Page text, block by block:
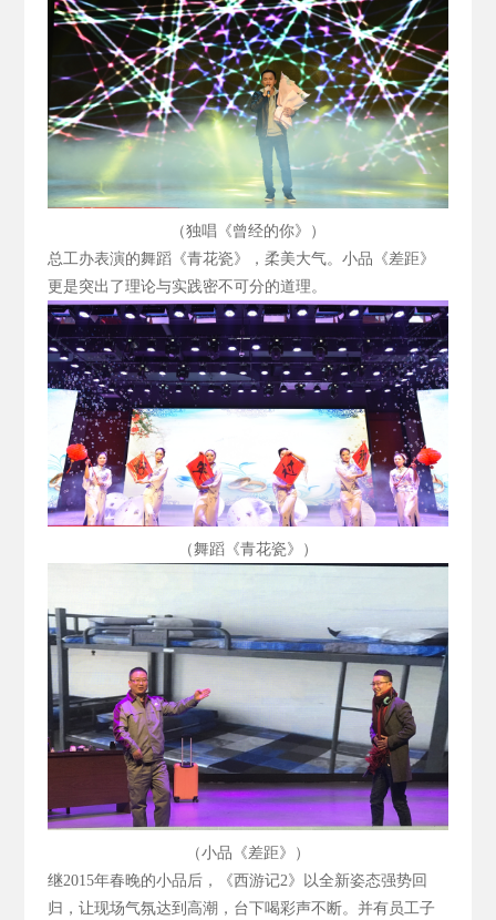
（独唱《曾经的你》）
总工办表演的舞蹈《青花瓷》，柔美大气。小品《差距》
更是突出了理论与实践密不可分的道理。
（舞蹈《青花瓷》）
（小品《差距》）
继2015年春晚的小品后，《西游记2》以全新姿态强势回
归，让现场气氛达到高潮，台下喝彩声不断。并有员工子